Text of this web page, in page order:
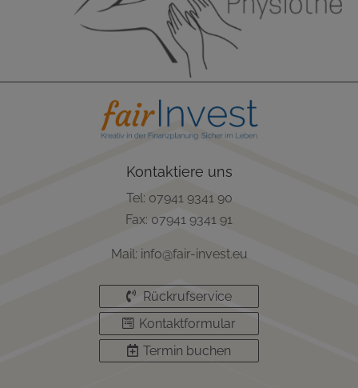
Kontaktiere uns
Tel: 07941 9341 90
Fax: 07941 9341 91
Mail: info@fair-invest.eu
Rückrufservice
Kontaktformular
Termin buchen